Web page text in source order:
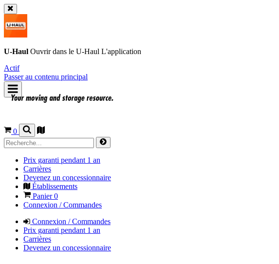
U-Haul Ouvrir dans le U-Haul L'application
Actif
Passer au contenu principal
0
Prix garanti pendant 1 an
Carrières
Devenez un concessionnaire
Établissements
Panier0
Connexion / Commandes
Connexion / Commandes
Prix garanti pendant 1 an
Carrières
Devenez un concessionnaire